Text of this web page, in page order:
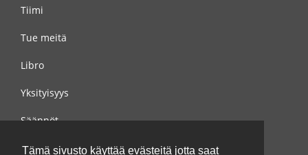
Tämä sivusto käyttää evästeitä jotta saat
Tiimi
Tue meitä
Libro
Yksityisyys
Säännöt
Ota yhteyttä meihin